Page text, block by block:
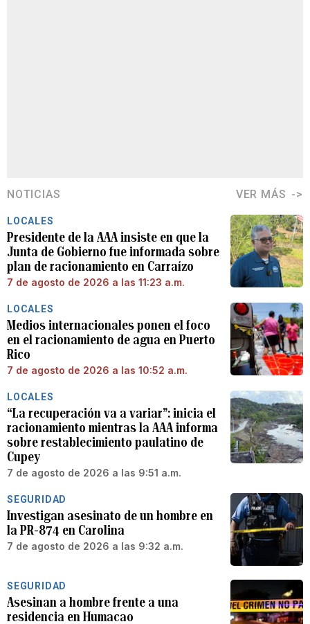
NOTICIAS VER MÁS
LOCALES
Presidente de la AAA insiste en que la
Junta de Gobierno fue informada sobre
plan de racionamiento en Carraízo
7 de agosto de 2026 a las 11:23 a.m.
LOCALES
Medios internacionales ponen el foco
en el racionamiento de agua en Puerto
Rico
7 de agosto de 2026 a las 10:52 a.m.
LOCALES
“La recuperación va a variar”: inicia el
racionamiento mientras la AAA informa
sobre restablecimiento paulatino de
Cupey
7 de agosto de 2026 a las 9:51 a.m.
SEGURIDAD
Investigan asesinato de un hombre en
la PR-874 en Carolina
7 de agosto de 2026 a las 9:32 a.m.
SEGURIDAD
Asesinan a hombre frente a una
residencia en Humacao